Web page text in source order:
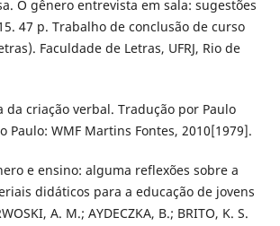
O gênero entrevista em sala: sugestões
47 p. Trabalho de conclusão de curso
Faculdade de Letras, UFRJ, Rio de
da criação verbal. Tradução por Paulo
Paulo: WMF Martins Fontes, 2010[1979].
e ensino: alguma reflexões sobre a
didáticos para a educação de jovens
A. M.; AYDECZKA, B.; BRITO, K. S.